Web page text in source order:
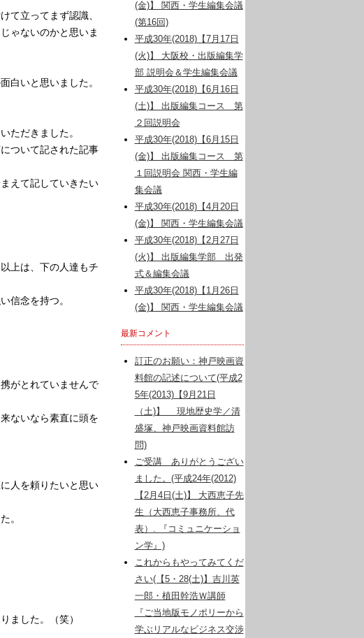
て立ってまず認識、
ゃないのかと思いま
白いと思いました。
ただきました。
ついて記された記事
えて記していきたい
上は、下の人達もチ
信念を持つ。
がとれていませんで
ないなら素直に頭を
人を頼りたいと思い
。
ました。（笑）
(金)】 関西・学生編集会議
(第16回)
平成30年(2018)【7月17日
(火)】 大阪校・出版編集学
部 説明会＆学生編集会議
平成30年(2018)【6月16日
(土)】 出版編集コース 第
２回説明会
平成30年(2018)【6月15日
(金)】 出版編集コース 第
１回説明会 関西・学生編
集会議
平成30年(2018)【4月20日
(金)】 関西・学生編集会議
平成30年(2018)【2月27日
(火)】 出版編集学部 出発
式＆編集会議
平成30年(2018)【1月26日
(金)】 関西・学生編集会議
最新コメント
訂正のお願い：神戸映画資
料館の記述について(平成2
5年(2013)【9月21日
（土)】 現地歴史学／清
盛塚、神戸映画資料館訪
問)
ご受講 ありがとうござい
ました。(平成24年(2012)
【2月4日(土)】 大西恵子先
生（大西恵子事務所、代
表）. 『コミュニケーショ
ン学』)
これからもやってみてくだ
さい(【5・28(土)】吉川英
一郎・植田幹浩Ｗ講師
『ご当地版モノポリーから
学ぶリアルなビジネス交渉